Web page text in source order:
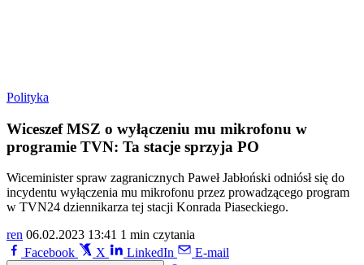
Polityka
Wiceszef MSZ o wyłączeniu mu mikrofonu w
programie TVN: Ta stacje sprzyja PO
Wiceminister spraw zagranicznych Paweł Jabłoński odniósł się do
incydentu wyłączenia mu mikrofonu przez prowadzącego program
w TVN24 dziennikarza tej stacji Konrada Piaseckiego.
ren 06.02.2023 13:41 1 min czytania
Facebook
X LinkedIn E-mail